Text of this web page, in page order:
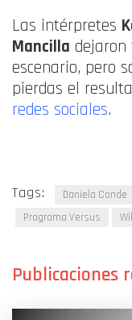
Las intérpretes
Mancilla
escenario, pero
pierdas el
redes sociales.
Tags: Daniela Conde
Programa Versus